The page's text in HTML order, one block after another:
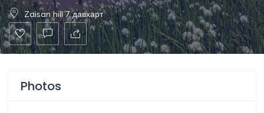
Zaisan hill 7 давхарт
Photos